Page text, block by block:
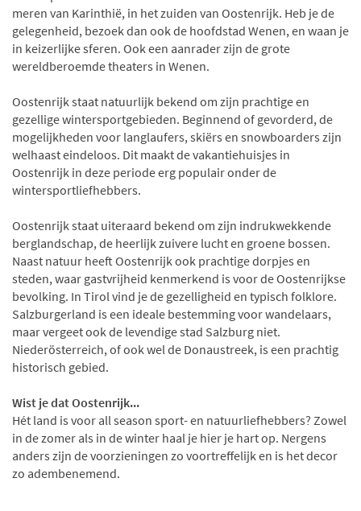
meren van Karinthië, in het zuiden van Oostenrijk. Heb je de
gelegenheid, bezoek dan ook de hoofdstad Wenen, en waan je
in keizerlijke sferen. Ook een aanrader zijn de grote
wereldberoemde theaters in Wenen.
Oostenrijk staat natuurlijk bekend om zijn prachtige en
gezellige wintersportgebieden. Beginnend of gevorderd, de
mogelijkheden voor langlaufers, skiërs en snowboarders zijn
welhaast eindeloos. Dit maakt de vakantiehuisjes in
Oostenrijk in deze periode erg populair onder de
wintersportliefhebbers.
Oostenrijk staat uiteraard bekend om zijn indrukwekkende
berglandschap, de heerlijk zuivere lucht en groene bossen.
Naast natuur heeft Oostenrijk ook prachtige dorpjes en
steden, waar gastvrijheid kenmerkend is voor de Oostenrijkse
bevolking. In Tirol vind je de gezelligheid en typisch folklore.
Salzburgerland is een ideale bestemming voor wandelaars,
maar vergeet ook de levendige stad Salzburg niet.
Niederösterreich, of ook wel de Donaustreek, is een prachtig
historisch gebied.
Wist je dat Oostenrijk...
Hét land is voor all season sport- en natuurliefhebbers? Zowel
in de zomer als in de winter haal je hier je hart op. Nergens
anders zijn de voorzieningen zo voortreffelijk en is het decor
zo adembenemend.